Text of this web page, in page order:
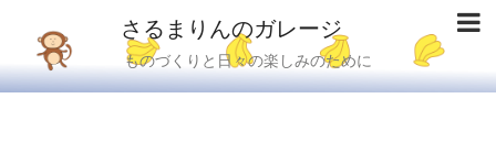
さるまりんのガレージ
ものづくりと日々の楽しみのために